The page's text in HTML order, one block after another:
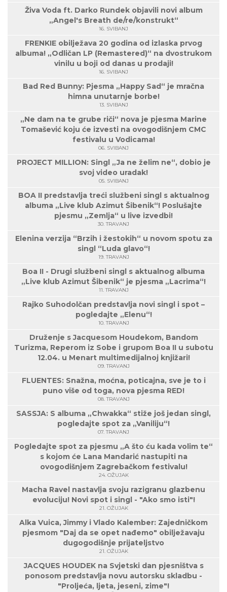
Živa Voda ft. Darko Rundek objavili novi album
„Angel's Breath de/re/konstrukt“
16. SVIBANJ
FRENKIE obilježava 20 godina od izlaska prvog
albuma! „Odličan LP (Remastered)“ na dvostrukom
vinilu u boji od danas u prodaji!
16. SVIBANJ
Bad Red Bunny: Pjesma „Happy Sad“ je mračna
himna unutarnje borbe!
13. SVIBANJ
„Ne dam na te grube riči“ nova je pjesma Marine
Tomašević koju će izvesti na ovogodišnjem CMC
festivalu u Vodicama!
06. SVIBANJ
PROJECT MILLION: Singl „Ja ne želim ne“, dobio je
svoj video uradak!
05. SVIBANJ
BOA II predstavlja treći službeni singl s aktualnog
albuma „Live klub Azimut Šibenik“! Poslušajte
pjesmu „Zemlja“ u live izvedbi!
30. TRAVANJ
Elenina verzija “Brzih i žestokih“ u novom spotu za
singl “Luda glavo“!
19. TRAVANJ
Boa II - Drugi službeni singl s aktualnog albuma
„Live klub Azimut Šibenik“ je pjesma „Lacrima“!
11. TRAVANJ
Rajko Suhodolčan predstavlja novi singl i spot –
pogledajte „Elenu“!
10. TRAVANJ
Druženje s Jacquesom Houdekom, Bandom
Turizma, Reperom iz Sobe i grupom Boa II u subotu
12.04. u Menart multimedijalnoj knjižari!
09. TRAVANJ
FLUENTES: Snažna, moćna, poticajna, sve je to i
puno više od toga, nova pjesma RED!
08. TRAVANJ
SASSJA: S albuma „Chwakka“ stiže još jedan singl,
pogledajte spot za „Vaniliju“!
07. TRAVANJ
Pogledajte spot za pjesmu „A što ću kada volim te“
s kojom će Lana Mandarić nastupiti na
ovogodišnjem Zagrebačkom festivalu!
24. OŽUJAK
Macha Ravel nastavlja svoju razigranu glazbenu
evoluciju! Novi spot i singl - "Ako smo isti"!
21. OŽUJAK
Alka Vuica, Jimmy i Vlado Kalember: Zajedničkom
pjesmom "Daj da se opet nađemo" obilježavaju
dugogodišnje prijateljstvo
21. OŽUJAK
JACQUES HOUDEK na Svjetski dan pjesništva s
ponosom predstavlja novu autorsku skladbu -
"Proljeća, ljeta, jeseni, zime"!